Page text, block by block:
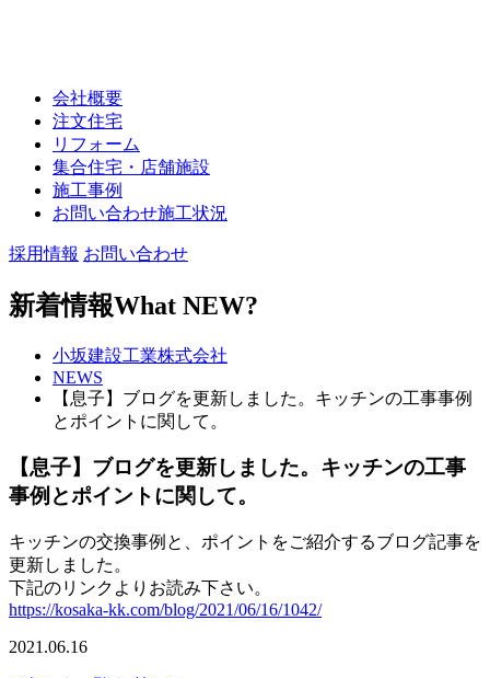
会社概要
注文住宅
リフォーム
集合住宅・店舗施設
施工事例
お問い合わせ施工状況
採用情報 お問い合わせ
新着情報What NEW?
小坂建設工業株式会社
NEWS
【息子】ブログを更新しました。キッチンの工事事例
とポイントに関して。
【息子】ブログを更新しました。キッチンの工事
事例とポイントに関して。
キッチンの交換事例と、ポイントをご紹介するブログ記事を
更新しました。
下記のリンクよりお読み下さい。
https://kosaka-kk.com/blog/2021/06/16/1042/
2021.06.16